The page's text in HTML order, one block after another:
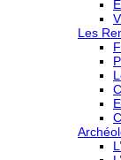
Les